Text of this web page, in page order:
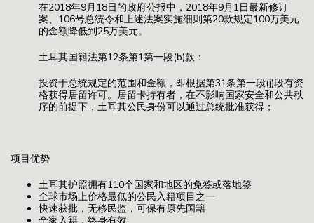
在2018年9月18日的政府公报中，2018年9月1日最新修订
案、106号总统令和上述法案实施细则第20款规定100万美元
的金额降低到25万美元。
土耳其国籍法第12条第1第一段(b)款：
投资于总统规定的范围和金额，即根据第31条第一段(j)段有资
格获得居留许可。居留卡持有者，在不影响国家安全和公共秩
序的前提下，土耳其公民身份可以通过总统批准获得；
项目优势
土耳其护照拥有110个国家和地区的免签或落地签
全球市场上价格最低的公民入籍项目之一
快速获批，无移民监，可保有原先国籍